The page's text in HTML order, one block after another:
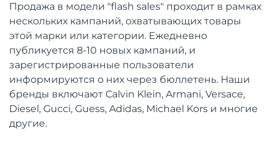
Продажа в модели "flash sales" проходит в рамках
нескольких кампаний, охватывающих товары
этой марки или категории. Ежедневно
публикуется 8-10 новых кампаний, и
зарегистрированные пользователи
информируются о них через бюллетень. Наши
бренды включают Calvin Klein, Armani, Versace,
Diesel, Gucci, Guess, Adidas, Michael Kors и многие
другие.